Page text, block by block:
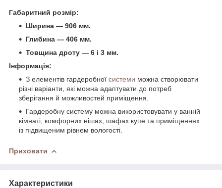
Габаритний розмір:
Ширина — 906 мм.
Глибина — 406 мм.
Товщина дроту — 6 і 3 мм.
Інформація:
З елементів гардеробної системи можна створювати
різні варіанти, які можна адаптувати до потреб
зберігання й можливостей приміщення.
Гардеробну систему можна використовувати у ванній
кімнаті, комфорних нішах, шафах купе та приміщеннях
із підвищеним рівнем вологості.
Приховати
Характеристики